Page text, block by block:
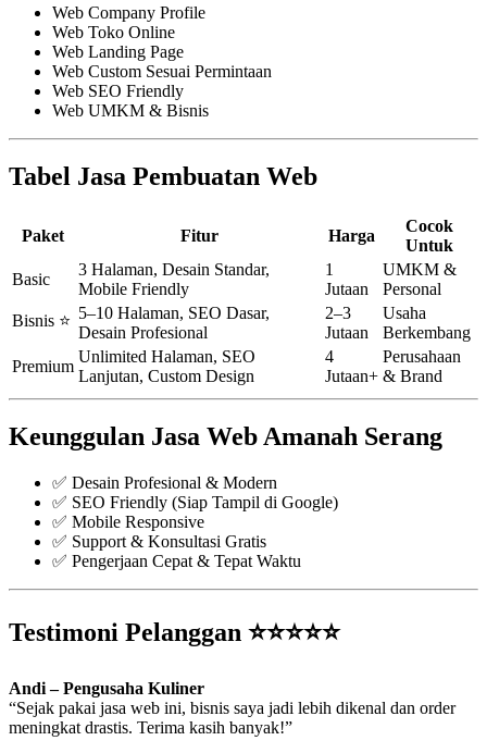
Web Company Profile
Web Toko Online
Web Landing Page
Web Custom Sesuai Permintaan
Web SEO Friendly
Web UMKM & Bisnis
Tabel Jasa Pembuatan Web
Paket Fitur Harga
Cocok
Untuk
Basic
3 Halaman, Desain Standar,
Mobile Friendly
1
Jutaan
UMKM &
Personal
Bisnis ⭐ 5–10 Halaman, SEO Dasar,
Desain Profesional
2–3
Jutaan
Usaha
Berkembang
Premium
Unlimited Halaman, SEO
Lanjutan, Custom Design
4
Jutaan+
Perusahaan
& Brand
Keunggulan Jasa Web Amanah Serang
✅ Desain Profesional & Modern
✅ SEO Friendly (Siap Tampil di Google)
✅ Mobile Responsive
✅ Support & Konsultasi Gratis
✅ Pengerjaan Cepat & Tepat Waktu
Testimoni Pelanggan ⭐⭐⭐⭐⭐
Andi – Pengusaha Kuliner
“Sejak pakai jasa web ini, bisnis saya jadi lebih dikenal dan order
meningkat drastis. Terima kasih banyak!”